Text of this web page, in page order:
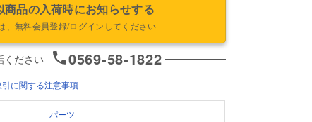
商品の入荷時にお知らせする
、無料会員登録/ログインしてください
ください 0569-58-1822
引に関する注意事項
パーツ